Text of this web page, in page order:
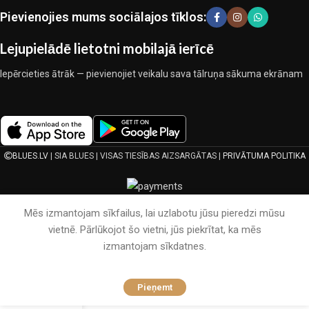
ekspluatācijas īpašības, pievilcīgu izstrādājumu izskatu, ilgu
Pievienojies mums sociālajos tīklos:
Lejupielādē lietotni mobilajā ierīcē
Iepērcieties ātrāk — pievienojiet veikalu sava tālruņa sākuma ekrānam
BLUES.LV| SIA BLUES | VISAS TIESĪBAS AIZSARGĀTAS | PRIVĀTUMA POLITIKA
Mēs izmantojam sīkfailus, lai uzlabotu jūsu pieredzi mūsu
vietnē. Pārlūkojot šo vietni, jūs piekrītat, ka mēs
izmantojam sīkdatnes.
Pieņemt